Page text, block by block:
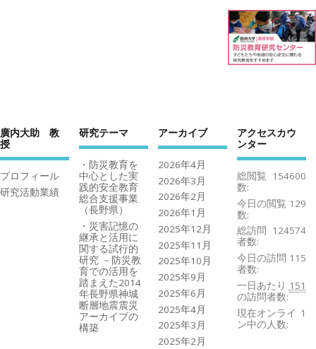
廣内大助 教
授
プロフィール
研究活動業績
研究テーマ
・防災教育を
中心とした実
践的安全教育
総合支援事業
（長野県）
・災害記憶の
継承と活用に
関する試行的
研究 －防災教
育での活用を
踏まえた2014
年長野県神城
断層地震震災
アーカイブの
構築
アーカイブ
2026年4月
2026年3月
2026年2月
2026年1月
2025年12月
2025年11月
2025年10月
2025年9月
2025年6月
2025年4月
2025年3月
2025年2月
アクセスカウ
ンター
154600
総閲覧
数:
129
今日の閲覧
数:
124574
総訪問
者数:
115
今日の訪問
者数:
151
一日あたり
の訪問者数:
1
現在オンライ
ン中の人数: